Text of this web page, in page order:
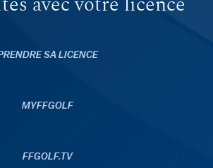
avec votre licence
SA LICENCE
MYFFGOLF
FFGOLF.TV